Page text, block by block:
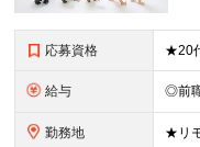
応募資格
給与
勤務地